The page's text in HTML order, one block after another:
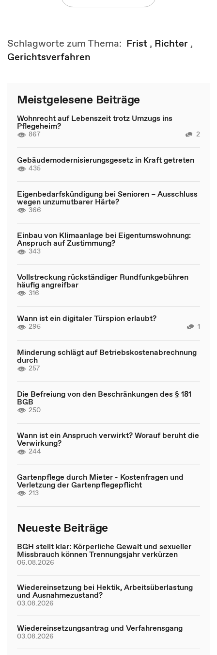
Schlagworte zum Thema: Frist , Richter ,
Gerichtsverfahren
Meistgelesene Beiträge
Wohnrecht auf Lebenszeit trotz Umzugs ins
Pflegeheim?
867 2
Gebäudemodernisierungsgesetz in Kraft getreten
435
Eigenbedarfskündigung bei Senioren – Ausschluss
wegen unzumutbarer Härte?
366
Einbau von Klimaanlage bei Eigentumswohnung:
Anspruch auf Zustimmung?
343
Vollstreckung rückständiger Rundfunkgebühren
häufig angreifbar
316
Wann ist ein digitaler Türspion erlaubt?
295 1
Minderung schlägt auf Betriebskostenabrechnung
durch
257
Die Befreiung von den Beschränkungen des § 181
BGB
250
Wann ist ein Anspruch verwirkt? Worauf beruht die
Verwirkung?
244
Gartenpflege durch Mieter - Kostenfragen und
Verletzung der Gartenpflegepflicht
213
Neueste Beiträge
BGH stellt klar: Körperliche Gewalt und sexueller
Missbrauch können Trennungsjahr verkürzen
06.08.2026
Wiedereinsetzung bei Hektik, Arbeitsüberlastung
und Ausnahmezustand?
03.08.2026
Wiedereinsetzungsantrag und Verfahrensgang
03.08.2026